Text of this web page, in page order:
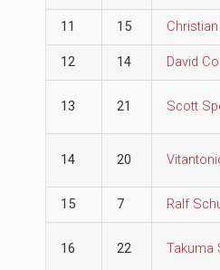
11 15 Christian
12 14 David
13 21 Scott
14 20
15 7 Ralf
16 22 Takuma